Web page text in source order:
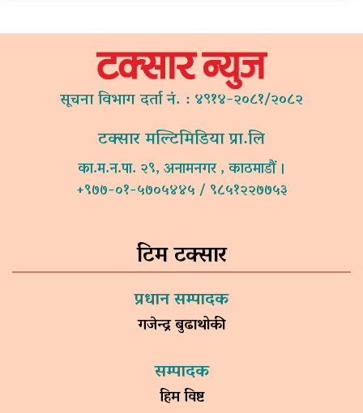
सूचना विभाग दर्ता नं. : ४९१४-२०८१/२०८२
टक्सार मल्टिमिडिया प्रा.लि
का.म.न.पा. २९, अनामनगर , काठमाडौं ।
+९७७-०१-५७०५४४५ / ९८५१२२७७५३
टिम टक्सार
प्रधान सम्पादक
गजेन्द्र बुढाथोकी
सम्पादक
हिम विष्ट